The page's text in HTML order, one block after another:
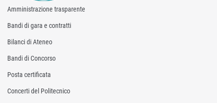
Amministrazione trasparente
Bandi di gara e contratti
Bilanci di Ateneo
Bandi di Concorso
Posta certificata
Concerti del Politecnico